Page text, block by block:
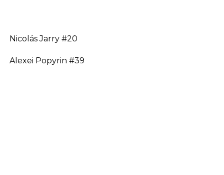
Nicolás Jarry #20
Alexei Popyrin #39